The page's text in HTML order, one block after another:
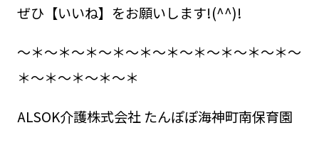
ぜひ【いいね】をお願いします!(^^)!
～＊～＊～＊～＊～＊～＊～＊～＊～＊～＊～
＊～＊～＊～＊～＊
ALSOK介護株式会社 たんぽぽ海神町南保育園